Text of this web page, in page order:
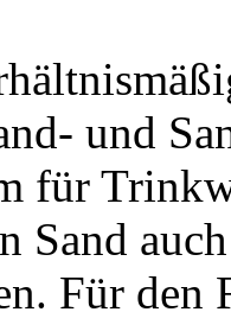
und
für
Sand
Für den